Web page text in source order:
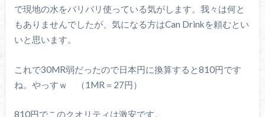
で現地の水をバリバリ使っている気がします。我々は何と
もありませんでしたが、気になる方はCan Drinkを頼むとい
いと思います。
これで30MR弱だったので日本円に換算すると810円です
ね。やっすｗ （1MR＝27円）
810円でこのクオリティは激安です。